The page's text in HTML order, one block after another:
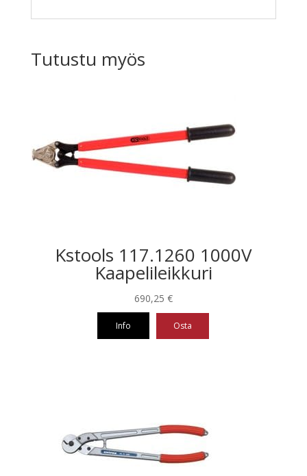
Tutustu myös
Kstools 117.1260 1000V
Kaapelileikkuri
690,25 €
Info Osta